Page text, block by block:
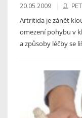
20.05.2009
Artritida je zánět
omezení pohybu v
a způsoby léčby se